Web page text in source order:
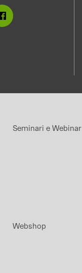
Seminari e Webinar
Webshop